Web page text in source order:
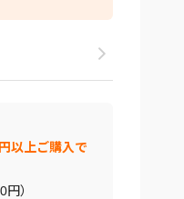
以上ご購入で
）